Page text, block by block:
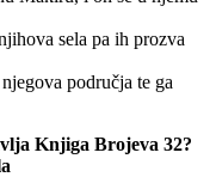
sela pa ih prozva
područja te ga
Knjiga Brojeva 32?